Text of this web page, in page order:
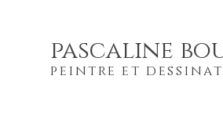
pascaline
peintre et